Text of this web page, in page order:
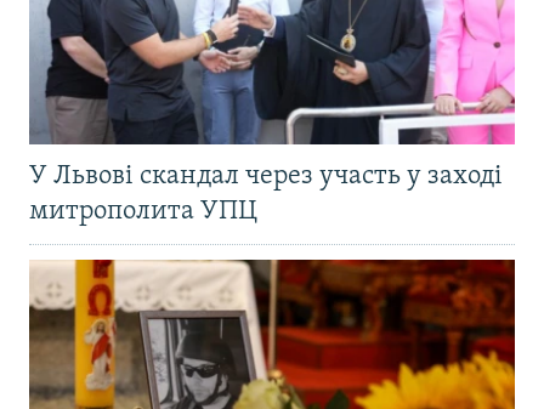
У Львові скандал через участь у заході
митрополита УПЦ